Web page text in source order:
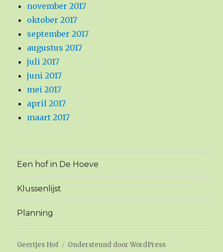
november 2017
oktober 2017
september 2017
augustus 2017
juli 2017
juni 2017
mei 2017
april 2017
maart 2017
Een hof in De Hoeve
Klussenlijst
Planning
Geertjes Hof Ondersteund door WordPress